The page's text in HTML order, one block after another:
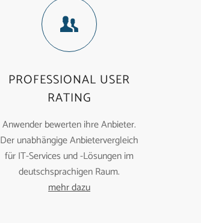
PROFESSIONAL USER
RATING
Anwender bewerten ihre Anbieter.
Der unabhängige Anbietervergleich
für IT-Services und -Lösungen im
deutschsprachigen Raum.
mehr dazu